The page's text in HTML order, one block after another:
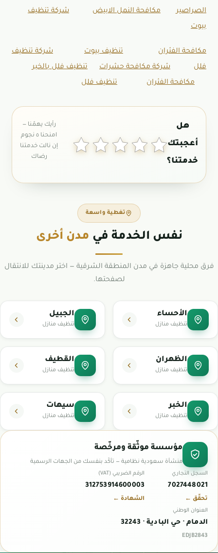
الصراصير
مكافحة النمل الابيض
شركة تنظيف
بيوت
مكافحة الفئران تنظيف بيوت
شركة تنظيف
فلل
شركة مكافحة حشرات
تنظيف فلل بالخبر
مكافحة الفئران
تنظيف فلل
تغطية واسعة
نفس الخدمة في مدن أخرى
فرق محلية جاهزة في مدن المنطقة الشرقية — اختر مدينتك للانتقال
لصفحتها.
الأحساء
تنظيف منازل
الجبيل
تنظيف منازل
الظهران
تنظيف منازل
القطيف
تنظيف منازل
الخبر
تنظيف منازل
سيهات
تنظيف منازل
مؤسسة موثّقة ومرخّصة
منشأة سعودية نظامية — تأكّد بنفسك من الجهات الرسمية
السجل التجاري
7027448021
تحقّق ←
الرقم الضريبي (VAT)
312753914600003
الشهادة ←
العنوان الوطني
الدمام · حي البادية · 32243
EDJB2843